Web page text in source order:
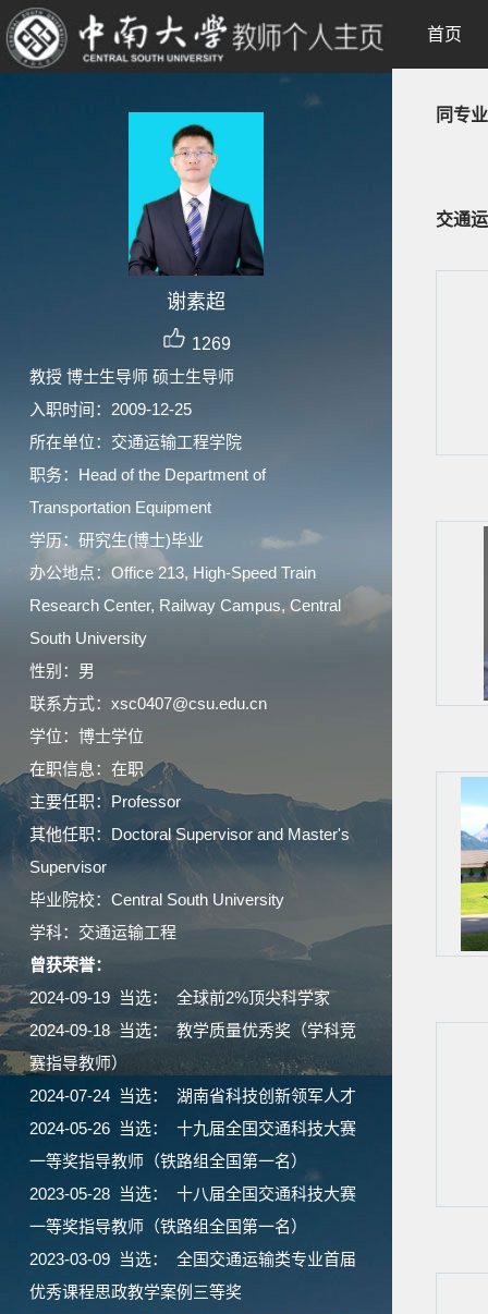
谢素超
1269
教授 博士生导师 硕士生导师
入职时间：2009-12-25
所在单位：交通运输工程学院
职务：Head of the Department of
Transportation Equipment
学历：研究生(博士)毕业
办公地点：Office 213, High-Speed Train
Research Center, Railway Campus, Central
South University
性别：男
联系方式：xsc0407@csu.edu.cn
学位：博士学位
在职信息：在职
主要任职：Professor
其他任职：Doctoral Supervisor and Master's
Supervisor
毕业院校：Central South University
学科：交通运输工程
曾获荣誉：
2024-09-19 当选： 全球前2%顶尖科学家
2024-09-18 当选： 教学质量优秀奖（学科竞
赛指导教师）
2024-07-24 当选： 湖南省科技创新领军人才
2024-05-26 当选： 十九届全国交通科技大赛
一等奖指导教师（铁路组全国第一名）
2023-05-28 当选： 十八届全国交通科技大赛
一等奖指导教师（铁路组全国第一名）
2023-03-09 当选： 全国交通运输类专业首届
优秀课程思政教学案例三等奖
首页
同专
交通